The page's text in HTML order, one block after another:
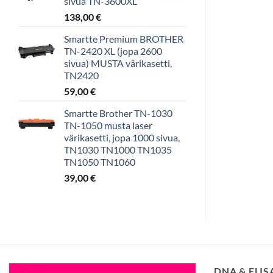
138,00€
Smartte Premium BROTHER
TN-2420 XL (jopa 2600
sivua) MUSTA värikasetti,
TN2420
59,00€
Smartte Brother TN-1030
TN-1050 musta laser
värikasetti, jopa 1000 sivua,
TN1030 TN1000 TN1035
TN1050 TN1060
39,00€
DNA &